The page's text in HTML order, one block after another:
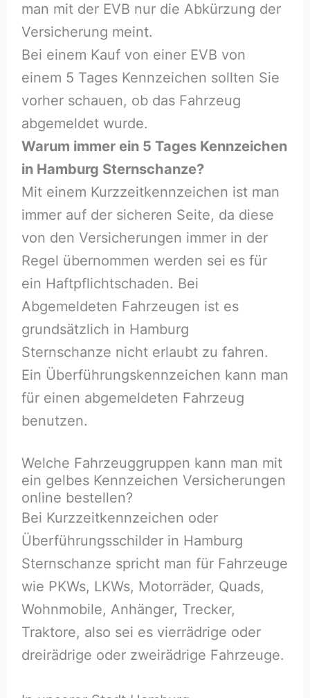
man mit der EVB nur die Abkürzung der
Versicherung meint.
Bei einem Kauf von einer EVB von
einem 5 Tages Kennzeichen sollten Sie
vorher schauen, ob das Fahrzeug
abgemeldet wurde.
Warum immer ein 5 Tages Kennzeichen
in Hamburg Sternschanze?
Mit einem Kurzzeitkennzeichen ist man
immer auf der sicheren Seite, da diese
von den Versicherungen immer in der
Regel übernommen werden sei es für
ein Haftpflichtschaden. Bei
Abgemeldeten Fahrzeugen ist es
grundsätzlich in Hamburg
Sternschanze nicht erlaubt zu fahren.
Ein Überführungskennzeichen kann man
für einen abgemeldeten Fahrzeug
benutzen.
Welche Fahrzeuggruppen kann man mit
ein gelbes Kennzeichen Versicherungen
online bestellen?
Bei Kurzzeitkennzeichen oder
Überführungsschilder in Hamburg
Sternschanze spricht man für Fahrzeuge
wie PKWs, LKWs, Motorräder, Quads,
Wohnmobile, Anhänger, Trecker,
Traktore, also sei es vierrädrige oder
dreirädrige oder zweirädrige Fahrzeuge.